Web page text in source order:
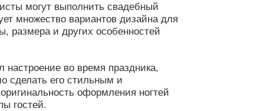
могут выполнить свадебный
множество вариантов дизайна для
размера и других особенностей
во время праздника,
сделать его стильным и
оформления ногтей
гостей.